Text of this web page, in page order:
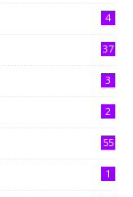
4
37
3
2
55
1